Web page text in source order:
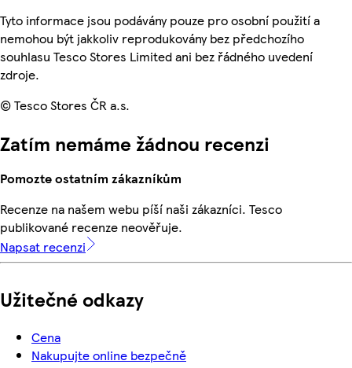
Tyto informace jsou podávány pouze pro osobní použití a
nemohou být jakkoliv reprodukovány bez předchozího
souhlasu Tesco Stores Limited ani bez řádného uvedení
zdroje.
© Tesco Stores ČR a.s.
Zatím nemáme žádnou recenzi
Pomozte ostatním zákazníkům
Recenze na našem webu píší naši zákazníci. Tesco
publikované recenze neověřuje.
Napsat recenzi
Užitečné odkazy
Cena
Nakupujte online bezpečně